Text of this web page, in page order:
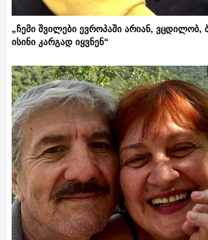
„ჩემი შვილები ევროპაში არიან, ვცდილობ,
ისინი კარგად იყვნენ“